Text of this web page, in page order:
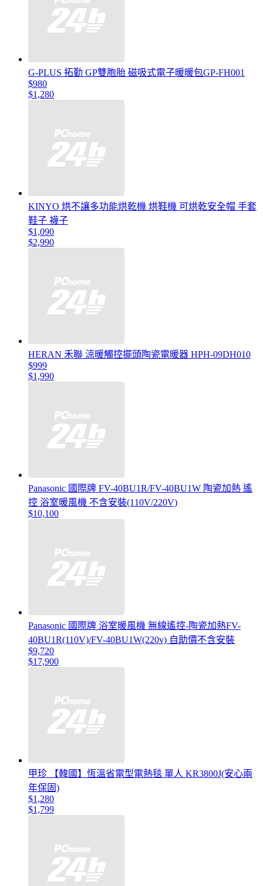
G-PLUS 拓勤 GP雙胞胎 磁吸式電子暖暖包GP-FH001
$980
$1,280
KINYO 烘不讓多功能烘乾機 烘鞋機 可烘乾安全帽 手套
鞋子 襪子
$1,090
$2,990
HERAN 禾聯 涼暖觸控擺頭陶瓷電暖器 HPH-09DH010
$999
$1,990
Panasonic 國際牌 FV-40BU1R/FV-40BU1W 陶瓷加熱 遙
控 浴室暖風機 不含安裝(110V/220V)
$10,100
Panasonic 國際牌 浴室暖風機 無線遙控-陶瓷加熱FV-
40BU1R(110V)/FV-40BU1W(220v) 自助價不含安裝
$9,720
$17,900
甲珍 【韓國】恆溫省電型電熱毯 單人 KR3800J(安心兩
年保固)
$1,280
$1,799